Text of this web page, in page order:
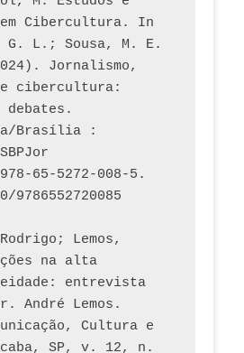
Cibercultura. In
L.; Sousa, M. E.
Jornalismo,
cibercultura:
debates.
Brasília :
65-5272-008-5.
9786552720085
Lemos,
na alta
entrevista
André Lemos.
Cultura e
SP, v. 12, n.